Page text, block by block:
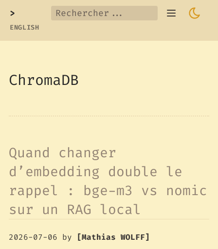
>
ENGLISH
ChromaDB
Quand changer
d’embedding double le
rappel : bge-m3 vs nomic
sur un RAG local
2026-07-06 by [Mathias WOLFF]